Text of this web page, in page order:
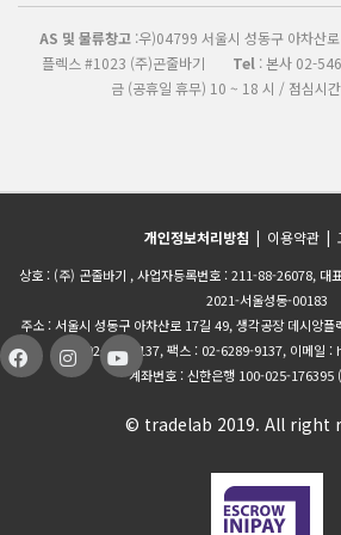
AS 및 물류창고:우)04799 서울시 성동구 아차산
플렉스 #1023 (주)곤줄바기
Tel : 본사 02-
금 (공휴일 휴무) 10 ~ 18 시 / 점심시
개인정보처리방침 | 이용약관 |
상호 : (주) 곤줄바기 , 사업자등록번호 : 211-88-26078, 대
2021-서울성동-00183
주소 : 서울시 성동구 아차산로 17길 49, 생각공장 데시앙
화 :02-546-9137, 팩스 : 02-6289-9137, 이메
계좌번호 : 신한은행 100-025-176395
© tradelab 2019. All right